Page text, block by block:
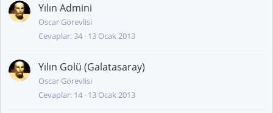
Yılın Admini
Oscar Görevlisi
Cevaplar 34 13 Ocak 2013
Yılın Golü (Galatasaray)
Oscar Görevlisi
Cevaplar 14 13 Ocak 2013